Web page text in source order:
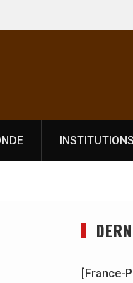
Jahboy se
INSTITUTIONS
[France-